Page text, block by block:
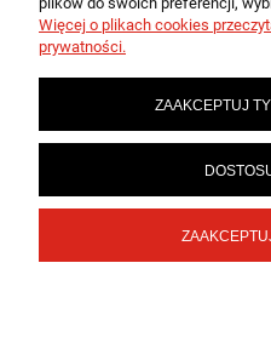
MOJE
Więcej o plikach cookies
prywatności.
ZAAKCEPTUJ